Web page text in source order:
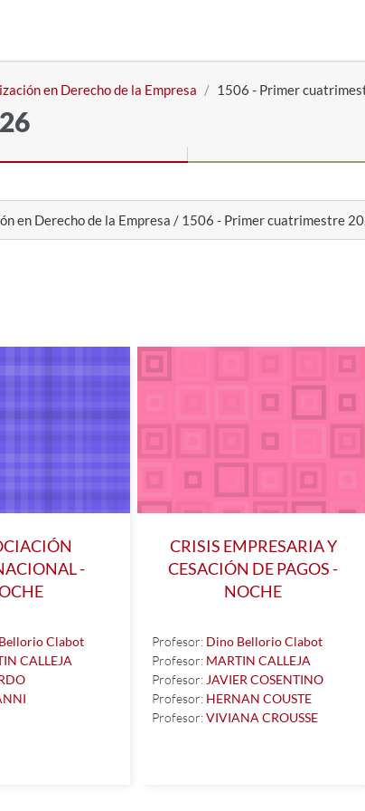
en Derecho de la Empresa 1506 - Primer
-
Clabot
CALLEJA
CRISIS EMPRESARIA Y
CESACIÓN DE PAGOS -
NOCHE
Profesor: Dino Bellorio Clabot
Profesor: MARTIN CALLEJA
Profesor: JAVIER COSENTINO
Profesor: HERNAN COUSTE
Profesor:VIVIANA CROUSSE